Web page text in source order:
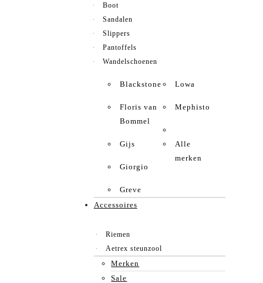
Boot
Sandalen
Slippers
Pantoffels
Wandelschoenen
Blackstone
Floris van
Bommel
Gijs
Giorgio
Greve
Lowa
Mephisto
Alle
merken
Accessoires
Riemen
Aetrex steunzool
Merken
Sale